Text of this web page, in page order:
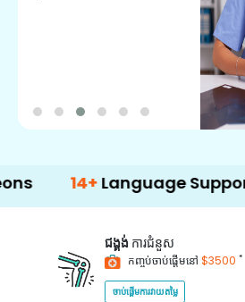
14+Language Support
ជង្គង់ ការជំនួស
កញ្ចប់ចាប់ផ្តើមនៅ $3500 *
ចាប់ផ្តើមការវាយតម្លៃ